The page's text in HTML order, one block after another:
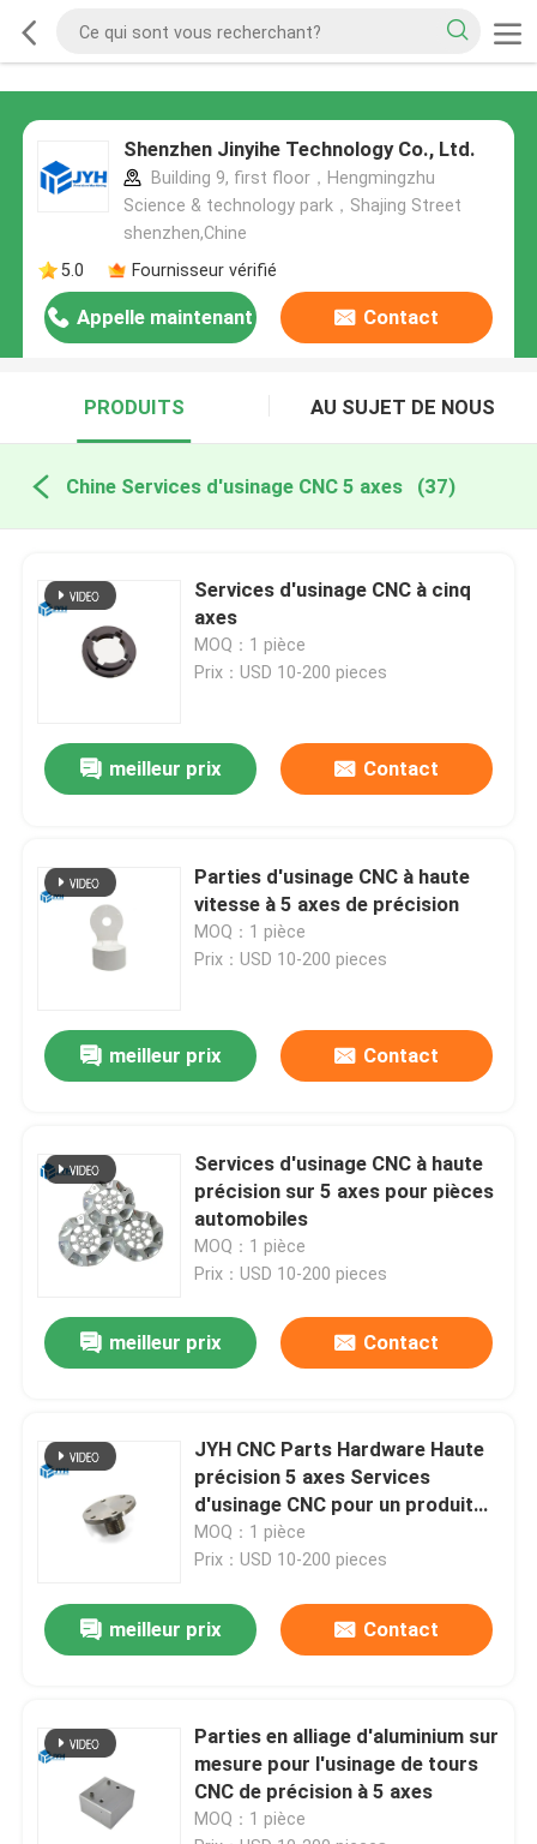
Shenzhen Jinyihe Technology Co., Ltd.
Building 9, first floor，Hengmingzhu
Science & technology park，Shajing Street
shenzhen,Chine
5.0
Fournisseur vérifié
Appelle maintenant Contact
PRODUITS AU SUJET DE NOUS
Chine Services d'usinage CNC 5 axes (37)
Services d'usinage CNC à cinq
axes
MOQ：1 pièce
Prix：USD 10-200 pieces
meilleur prix Contact
Parties d'usinage CNC à haute
vitesse à 5 axes de précision
MOQ：1 pièce
Prix：USD 10-200 pieces
meilleur prix Contact
Services d'usinage CNC à haute
précision sur 5 axes pour pièces
automobiles
MOQ：1 pièce
Prix：USD 10-200 pieces
meilleur prix Contact
JYH CNC Parts Hardware Haute
précision 5 axes Services
d'usinage CNC pour un produit
supérieur
MOQ：1 pièce
Prix：USD 10-200 pieces
meilleur prix Contact
Parties en alliage d'aluminium sur
mesure pour l'usinage de tours
CNC de précision à 5 axes
MOQ：1 pièce